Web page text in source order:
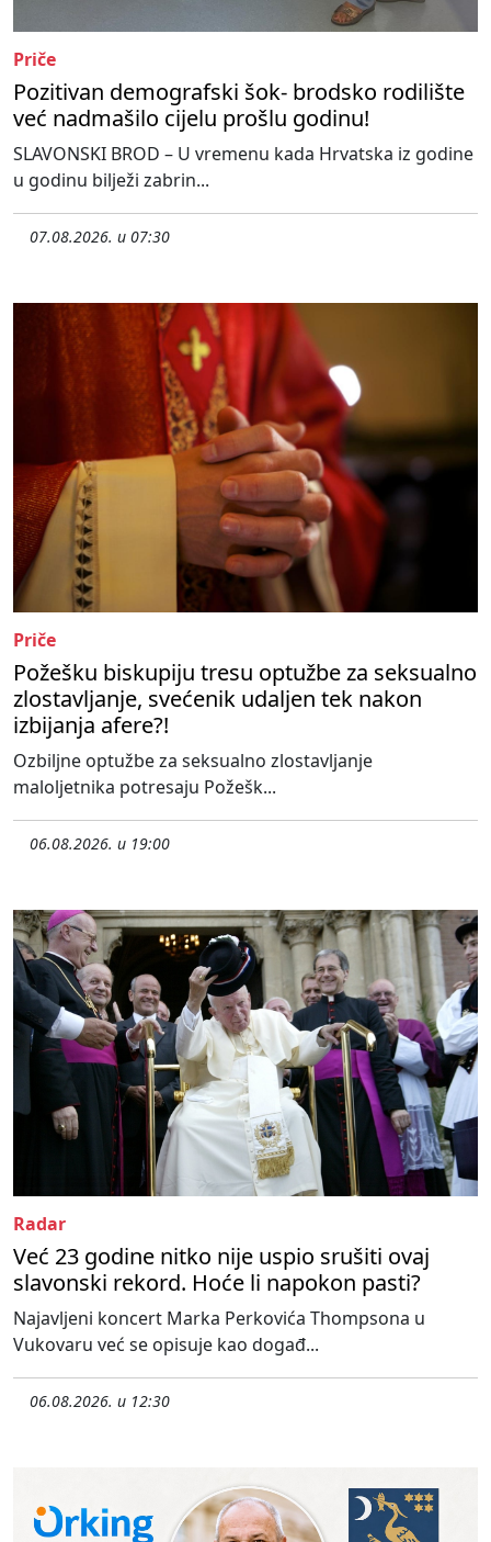
Priče
Pozitivan demografski šok- brodsko rodilište
već nadmašilo cijelu prošlu godinu!
SLAVONSKI BROD – U vremenu kada Hrvatska iz godine
u godinu bilježi zabrin...
07.08.2026. u 07:30
Priče
Požešku biskupiju tresu optužbe za seksualno
zlostavljanje, svećenik udaljen tek nakon
izbijanja afere?!
Ozbiljne optužbe za seksualno zlostavljanje
maloljetnika potresaju Požešk...
06.08.2026. u 19:00
Radar
Već 23 godine nitko nije uspio srušiti ovaj
slavonski rekord. Hoće li napokon pasti?
Najavljeni koncert Marka Perkovića Thompsona u
Vukovaru već se opisuje kao događ...
06.08.2026. u 12:30